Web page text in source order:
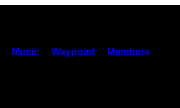
Music Waypoint Members